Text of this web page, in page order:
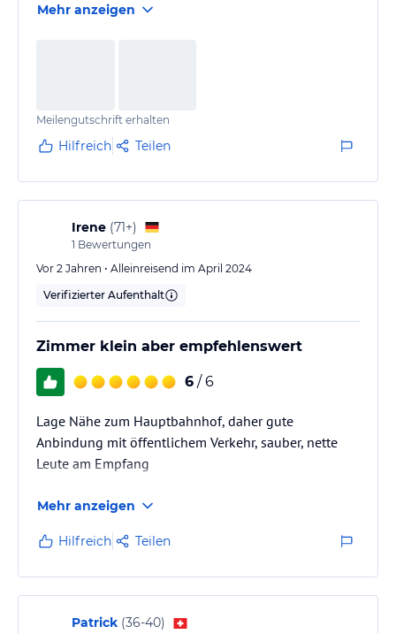
aus dem Bett zukommen. Bett selbst ist super
hilfsbereit. Gepäck kann…
Mehr anzeigen
Meilengutschrift erhalten
Hilfreich Teilen
Irene (71+)
1 Bewertungen
Vor 2 Jahren • Alleinreisend im April 2024
Verifizierter Aufenthalt
Zimmer klein aber empfehlenswert
6 / 6
Lage Nähe zum Hauptbahnhof, daher gute
Anbindung mit öffentlichem Verkehr, sauber, nette
Leute am Empfang
Mehr anzeigen
Hilfreich Teilen
Patrick (36-40)